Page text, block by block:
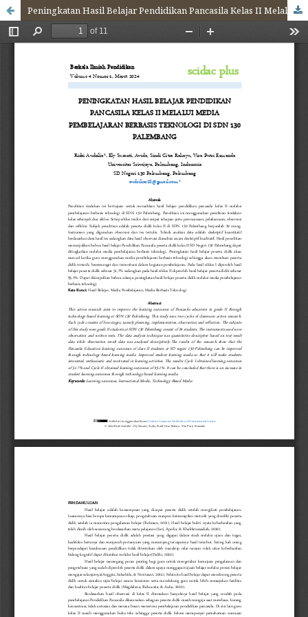
Peningkatan Hasil Belajar Pendidikan Pancasila Kelas II Melalui Media Pembelajaran Berbasis Teknologi di SDN 130 Palembang